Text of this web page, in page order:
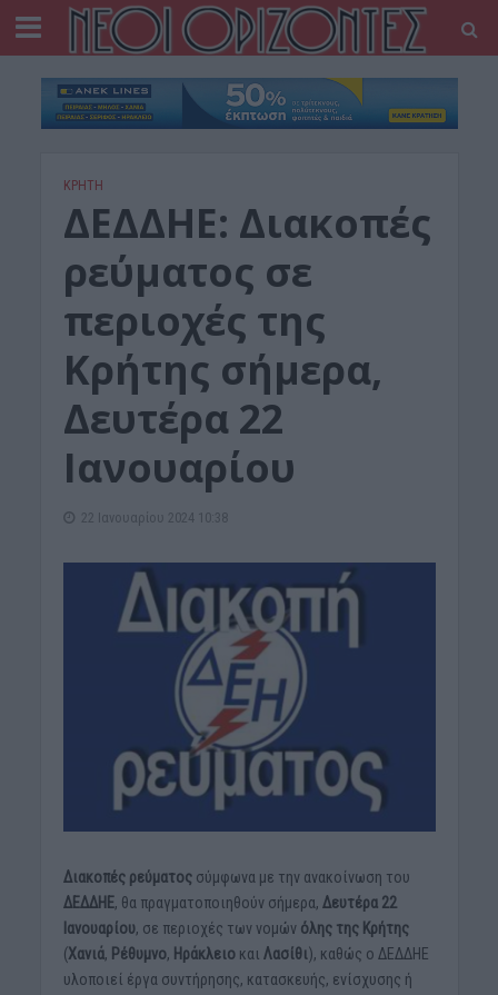
ΚΡΗΤΗ
ΔΕΔΔΗΕ: Διακοπές
ρεύματος σε
περιοχές της
Κρήτης σήμερα,
Δευτέρα 22
Ιανουαρίου
22 Ιανουαρίου 2024 10:38
Διακοπές ρεύματοςσύμφωνα με την ανακοίνωση του
ΔΕΔΔΗΕ, θα πραγματοποιηθούν σήμερα, Δευτέρα 22
Ιανουαρίου, σε περιοχές των νομών όλης της Κρήτης
(Χανιά, Ρέθυμνο, Ηράκλειοκαι Λασίθι), καθώς ο ΔΕΔΔΗΕ
υλοποιεί έργα συντήρησης, κατασκευής, ενίσχυσης ή